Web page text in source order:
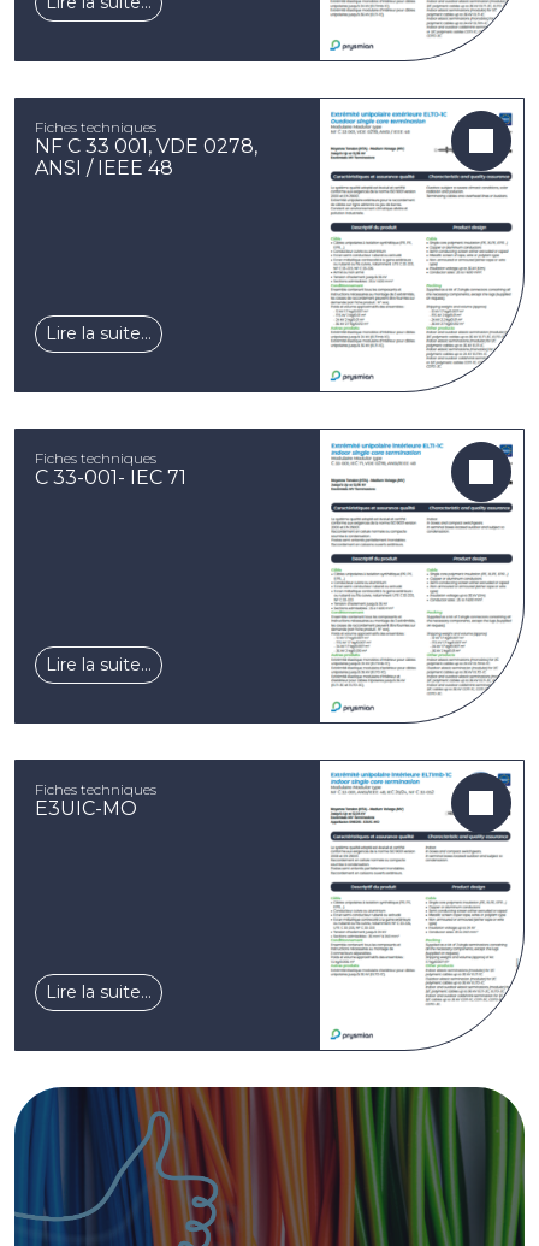
Fiches techniques
NF C 33 001, VDE 0278,
ANSI / IEEE 48
Lire la suite…
Fiches techniques
C 33-001- IEC 71
Lire la suite…
Fiches techniques
E3UIC-MO
Lire la suite…